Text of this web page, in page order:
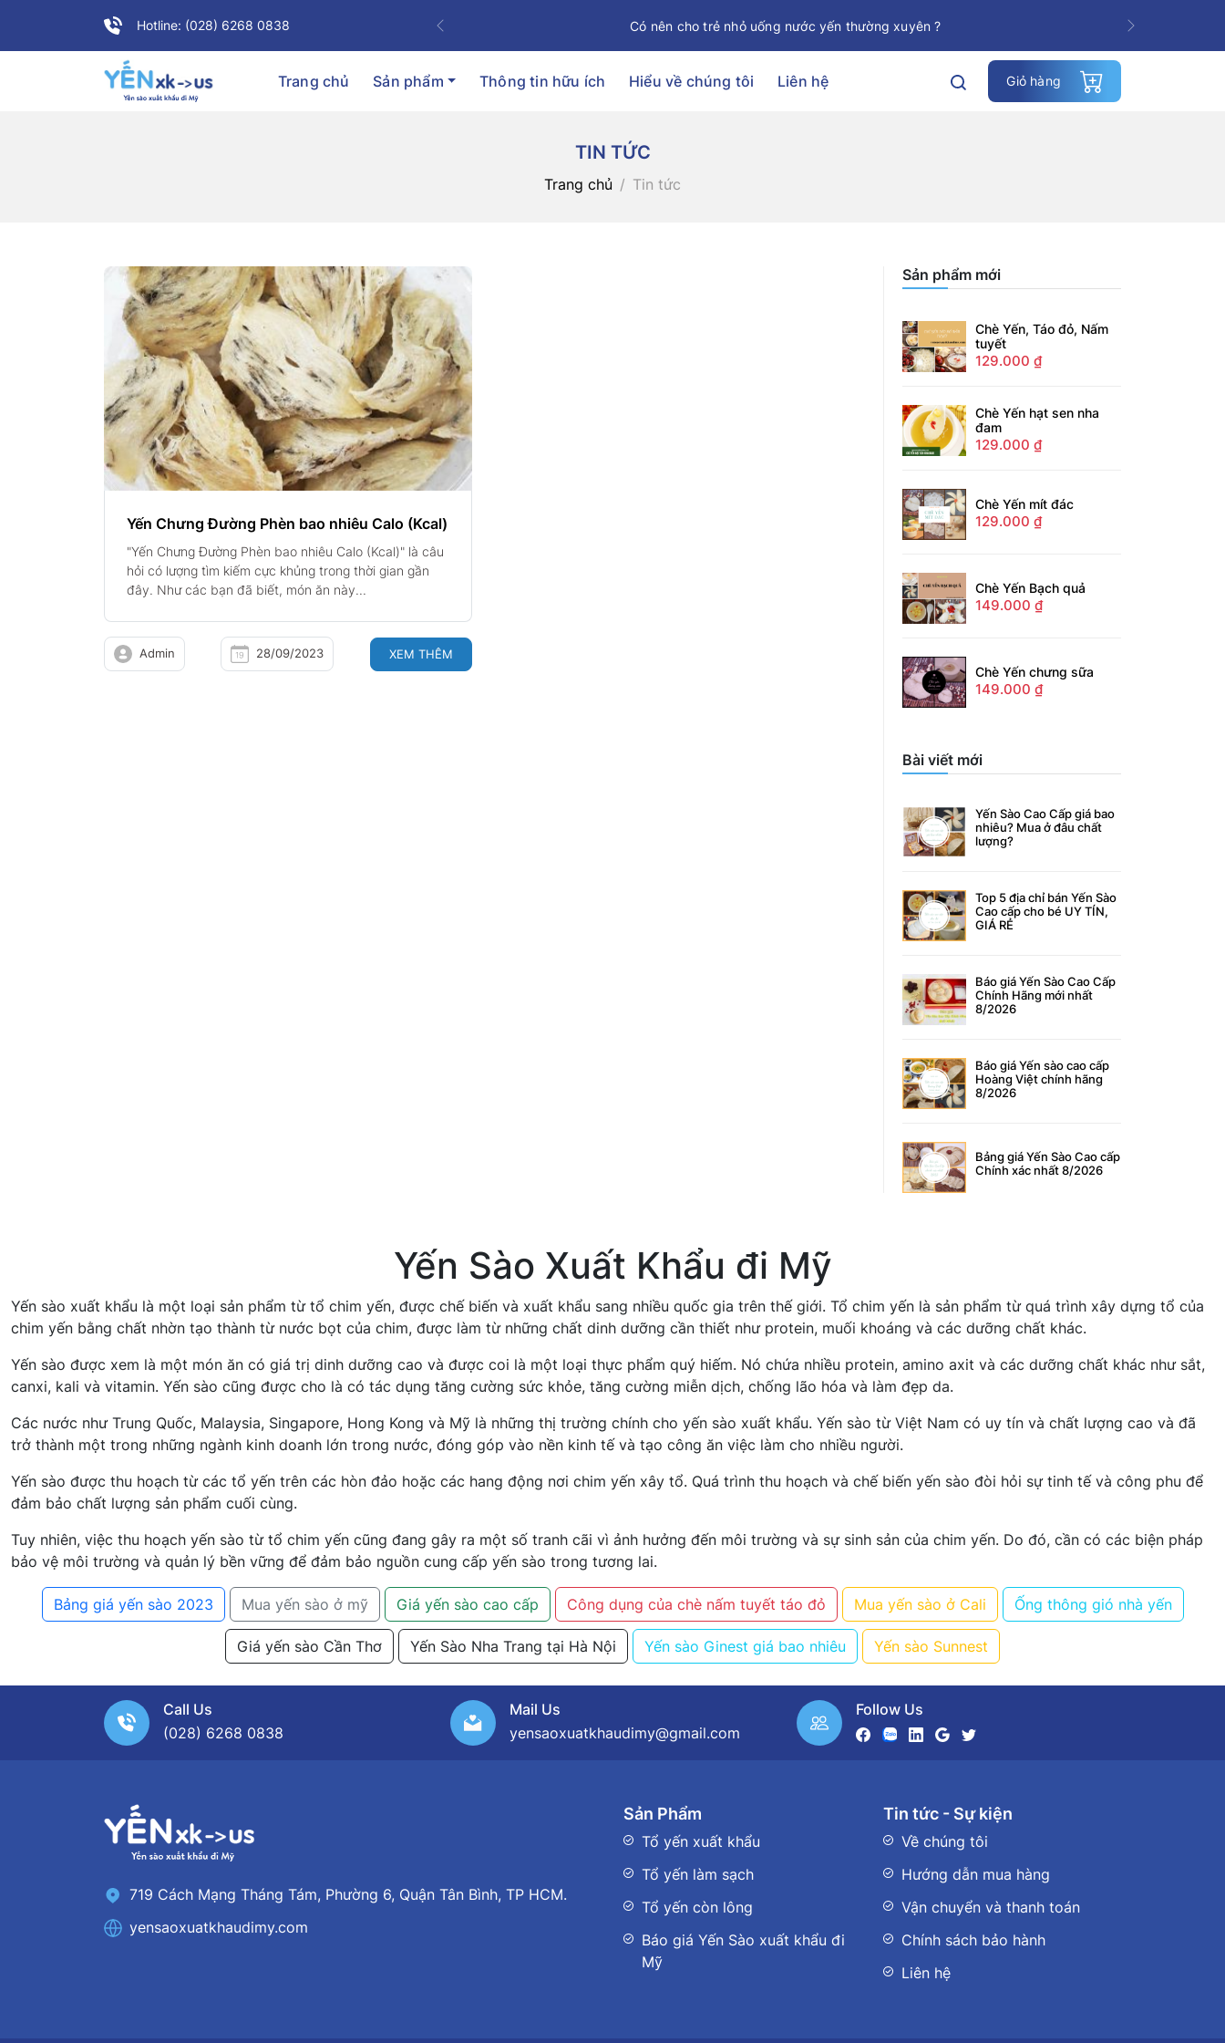
Hotline: (028) 6268 0838 Có nên cho trẻ nhỏ uống nước yến thường xuyên ?
Previous Next
Trang chủ Sản phẩm Thông tin hữu ích Hiểu về chúng tôi Liên hệ Giỏ hàng
TIN TỨC
Trang chủ Tin tức
Yến Chưng Đường Phèn bao nhiêu Calo (Kcal)
"Yến Chưng Đường Phèn bao nhiêu Calo (Kcal)" là câu
hỏi có lượng tìm kiếm cực khủng trong thời gian gần
đây. Như các bạn đã biết, món ăn này...
Admin 28/09/2023 XEM THÊM
Sản phẩm mới
Chè Yến, Táo đỏ, Nấm
tuyết
129.000 ₫
Chè Yến hạt sen nha
đam
129.000 ₫
Chè Yến mít đác
129.000 ₫
Chè Yến Bạch quả
149.000 ₫
Chè Yến chưng sữa
149.000 ₫
Bài viết mới
Yến Sào Cao Cấp giá bao
nhiêu? Mua ở đâu chất
lượng?
Top 5 địa chỉ bán Yến Sào
Cao cấp cho bé UY TÍN,
GIÁ RẺ
Báo giá Yến Sào Cao Cấp
Chính Hãng mới nhất
8/2026
Báo giá Yến sào cao cấp
Hoàng Việt chính hãng
8/2026
Bảng giá Yến Sào Cao cấp
Chính xác nhất 8/2026
Yến Sào Xuất Khẩu đi Mỹ
Yến sào xuất khẩu là một loại sản phẩm từ tổ chim yến, được chế biến và xuất khẩu sang nhiều quốc gia trên thế giới. Tổ chim yến là sản phẩm từ quá trình xây dựng tổ của
chim yến bằng chất nhờn tạo thành từ nước bọt của chim, được làm từ những chất dinh dưỡng cần thiết như protein, muối khoáng và các dưỡng chất khác.
Yến sào được xem là một món ăn có giá trị dinh dưỡng cao và được coi là một loại thực phẩm quý hiếm. Nó chứa nhiều protein, amino axit và các dưỡng chất khác như sắt,
canxi, kali và vitamin. Yến sào cũng được cho là có tác dụng tăng cường sức khỏe, tăng cường miễn dịch, chống lão hóa và làm đẹp da.
Các nước như Trung Quốc, Malaysia, Singapore, Hong Kong và Mỹ là những thị trường chính cho yến sào xuất khẩu. Yến sào từ Việt Nam có uy tín và chất lượng cao và đã
trở thành một trong những ngành kinh doanh lớn trong nước, đóng góp vào nền kinh tế và tạo công ăn việc làm cho nhiều người.
Yến sào được thu hoạch từ các tổ yến trên các hòn đảo hoặc các hang động nơi chim yến xây tổ. Quá trình thu hoạch và chế biến yến sào đòi hỏi sự tinh tế và công phu để
đảm bảo chất lượng sản phẩm cuối cùng.
Tuy nhiên, việc thu hoạch yến sào từ tổ chim yến cũng đang gây ra một số tranh cãi vì ảnh hưởng đến môi trường và sự sinh sản của chim yến. Do đó, cần có các biện pháp
bảo vệ môi trường và quản lý bền vững để đảm bảo nguồn cung cấp yến sào trong tương lai.
Bảng giá yến sào 2023 Mua yến sào ở mỹ Giá yến sào cao cấp Công dụng của chè nấm tuyết táo đỏ Mua yến sào ở Cali Ống thông gió nhà yến
Giá yến sào Cần Thơ Yến Sào Nha Trang tại Hà Nội Yến sào Ginest giá bao nhiêu Yến sào Sunnest
Call Us
(028) 6268 0838
Mail Us
yensaoxuatkhaudimy@gmail.com
Follow Us
719 Cách Mạng Tháng Tám, Phường 6, Quận Tân Bình, TP HCM.
yensaoxuatkhaudimy.com
Sản Phẩm
Tổ yến xuất khẩu
Tổ yến làm sạch
Tổ yến còn lông
Báo giá Yến Sào xuất khẩu đi
Mỹ
Tin tức - Sự kiện
Về chúng tôi
Hướng dẫn mua hàng
Vận chuyển và thanh toán
Chính sách bảo hành
Liên hệ